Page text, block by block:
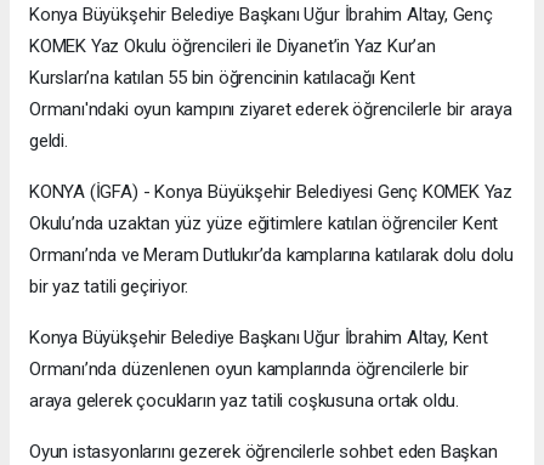
Konya Büyükşehir Belediye Başkanı Uğur İbrahim Altay, Genç
KOMEK Yaz Okulu öğrencileri ile Diyanet’in Yaz Kur’an
Kursları’na katılan 55 bin öğrencinin katılacağı Kent
Ormanı'ndaki oyun kampını ziyaret ederek öğrencilerle bir araya
geldi.
KONYA (İGFA) - Konya Büyükşehir Belediyesi Genç KOMEK Yaz
Okulu’nda uzaktan yüz yüze eğitimlere katılan öğrenciler Kent
Ormanı’nda ve Meram Dutlukır’da kamplarına katılarak dolu dolu
bir yaz tatili geçiriyor.
Konya Büyükşehir Belediye Başkanı Uğur İbrahim Altay, Kent
Ormanı’nda düzenlenen oyun kamplarında öğrencilerle bir
araya gelerek çocukların yaz tatili coşkusuna ortak oldu.
Oyun istasyonlarını gezerek öğrencilerle sohbet eden Başkan